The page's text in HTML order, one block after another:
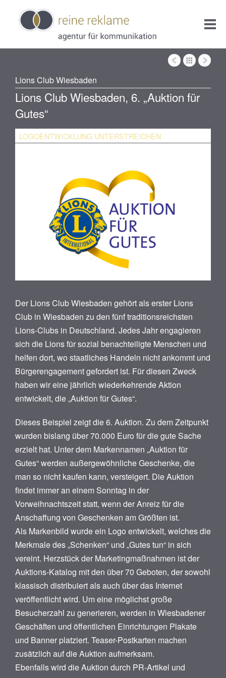
Lions Club Wiesbaden
Lions Club Wiesbaden, 6. „Auktion für
Gutes“
LOGOENTWICKLUNG UNTERSTREICHEN
Der Lions Club Wiesbaden gehört als erster Lions
Club in Wiesbaden zu den fünf traditionsreichsten
Lions-Clubs in Deutschland. Jedes Jahr engagieren
sich die Lions für sozial benachteiligte Menschen und
helfen dort, wo staatliches Handeln nicht ankommt und
Bürgerengagement gefordert ist. Für diesen Zweck
haben wir eine jährlich wiederkehrende Aktion
entwickelt, die „Auktion für Gutes“.
Dieses Beispiel zeigt die 6. Auktion. Zu dem Zeitpunkt
wurden bislang über 70.000 Euro für die gute Sache
erzielt hat. Unter dem Markennamen „Auktion für
Gutes“ werden außergewöhnliche Geschenke, die
man so nicht kaufen kann, versteigert. Die Auktion
findet immer an einem Sonntag in der
Vorweihnachtszeit statt, wenn der Anreiz für die
Anschaffung von Geschenken am Größten ist.
Als Markenbild wurde ein Logo entwickelt, welches die
Merkmale des „Schenken“ und „Gutes tun“ in sich
vereint. Herzstück der Marketingmaßnahmen ist der
Auktions-Katalog mit den über 70 Geboten, der sowohl
klassisch distribuiert als auch über das Internet
veröffentlicht wird. Um eine möglichst große
Besucherzahl zu generieren, werden in Wiesbadener
Geschäften und öffentlichen Einrichtungen Plakate
und Banner platziert. Teaser-Postkarten machen
zusätzlich auf die Auktion aufmerksam.
Ebenfalls wird die Auktion durch PR-Artikel und